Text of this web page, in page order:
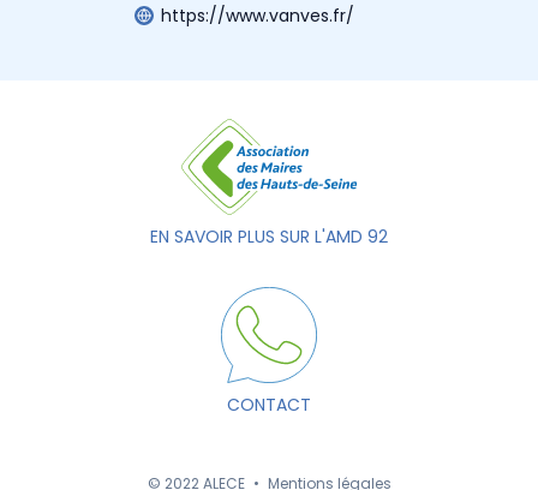
https://www.vanves.fr/
EN SAVOIR PLUS SUR L'AMD 92
CONTACT
© 2022 ALECE • Mentions légales